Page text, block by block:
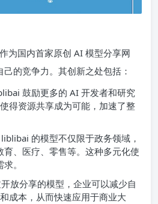
为国内首家原创 AI 模型分享网
的竞争力。其创新之处包括：
鼓励更多的 AI 开发者和研究
得资源共享成为可能，加速了整
liblibai 的模型不仅限于政务领域，
、医疗、零售等。这种多元化使
。
开放分享的模型，企业可以减少自
成本，从而快速应用于商业大